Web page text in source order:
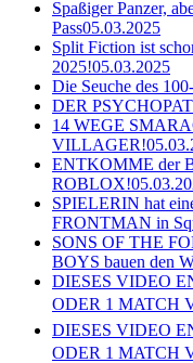
Spaßiger Panzer,
Pass05.03.2025
Split Fiction ist
2025!05.03.2025
Die Seuche des
DER
14 WEGE
VILLAGER!
ENTKOMME der
ROBLOX!
SPIELERIN hat
FRONTMAN in
SONS OF THE
BOYS bauen den
DIESES VIDEO
ODER 1 MATCH
DIESES VIDEO
ODER 1 MATCH